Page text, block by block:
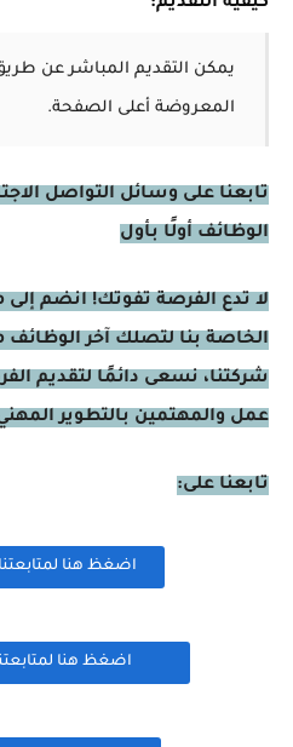
يمكن التقديم المباشر عن
المعروضة أعلى الصفحة.
تابعنا على وسائل التواصل
الوظائف أولًا بأول
لا تدع الفرصة تفوتك! انضم إلى
الخاصة بنا لتصلك آخر الوظائف
شركتنا، نسعى دائمًا لتقديم
عمل والمهتمين بالتطوير
تابعنا على:
اضغظ هنا
اضغظ هنا